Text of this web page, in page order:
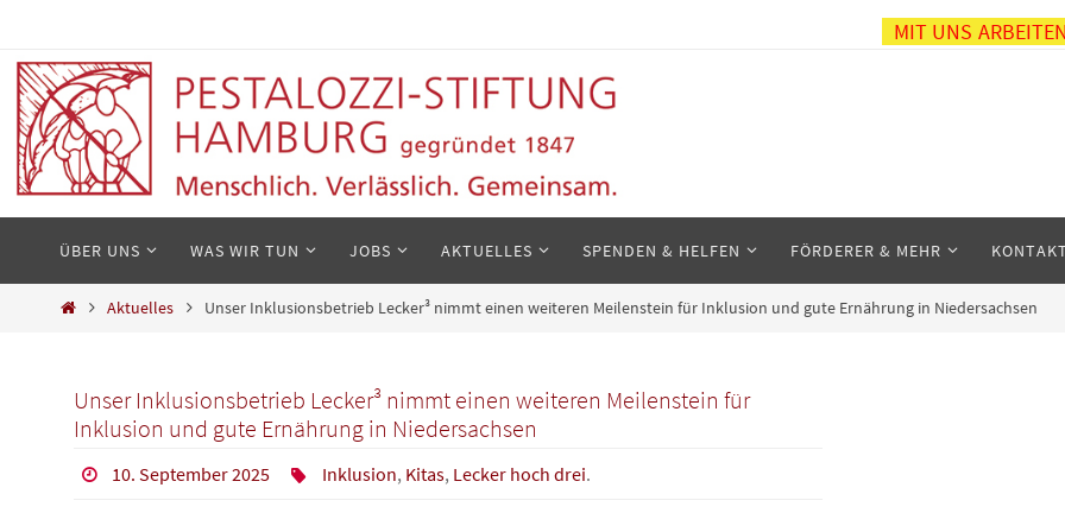
Inhalt
springen
MIT UNS ARBEITEN
springen
ÜBER UNS WAS WIR TUN JOBS AKTUELLES SPENDEN & HELFEN FÖRDERER & MEHR KONTAKT
StartAktuelles Unser Inklusionsbetrieb Lecker³ nimmt einen weiteren Meilenstein für Inklusion und gute Ernährung in Niedersachsen
Unser Inklusionsbetrieb Lecker³ nimmt einen weiteren Meilenstein für
Inklusion und gute Ernährung in Niedersachsen
10. September 2025 Inklusion, Kitas, Lecker hoch drei.